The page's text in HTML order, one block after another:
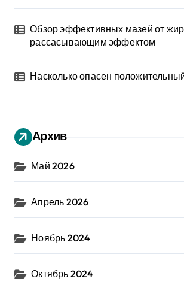
Обзор эффективных мазей от
рассасывающим эффектом
Насколько опасен
Архив
Май 2026
Апрель 2026
Ноябрь 2024
Октябрь 2024